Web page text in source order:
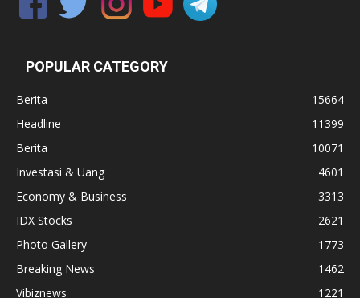
POPULAR CATEGORY
Berita
15664
Headline
11399
Berita
10071
Investasi & Uang
4601
Economy & Business
3313
IDX Stocks
2621
Photo Gallery
1773
Breaking News
1462
Vibiznews
1221